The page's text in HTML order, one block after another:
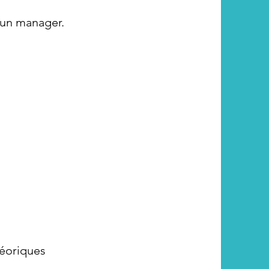
manager.